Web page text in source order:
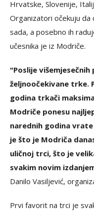
Hrvatske, Slovenije,
Organizatori očekuju
sada, a posebno ih
učesnika je iz Modriče.
"Poslije
željnoočekivane trke.
godina trkači
Modriče ponesu
narednih godina
je što je Modriča
uličnoj trci, što je
svakim novim
Danilo Vasiljević,
Prvi favorit na trci je